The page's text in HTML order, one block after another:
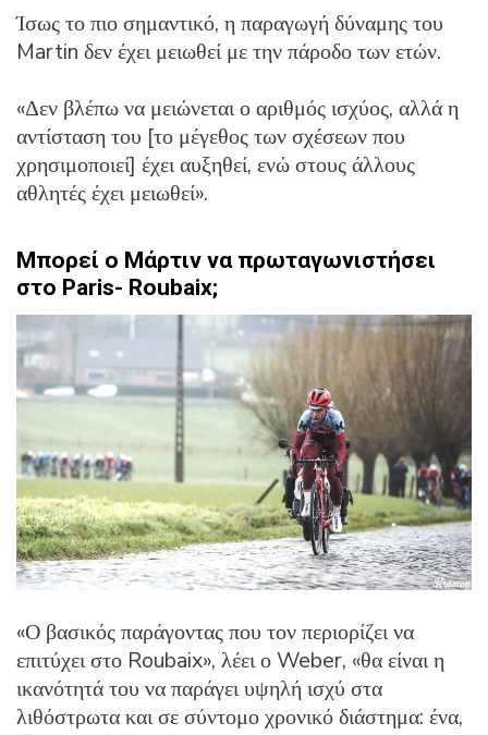
Ίσως το πιο σημαντικό, η παραγωγή δύναμης του
Martin δεν έχει μειωθεί με την πάροδο των ετών.
«Δεν βλέπω να μειώνεται ο αριθμός ισχύος, αλλά η
αντίσταση του [το μέγεθος των σχέσεων που
χρησιμοποιεί] έχει αυξηθεί, ενώ στους άλλους
αθλητές έχει μειωθεί».
Μπορεί ο Μάρτιν να πρωταγωνιστήσει
στο Paris- Roubaix;
«Ο βασικός παράγοντας που τον περιορίζει να
επιτύχει στο Roubaix», λέει ο Weber, «θα είναι η
ικανότητά του να παράγει υψηλή ισχύ στα
λιθόστρωτα και σε σύντομο χρονικό διάστημα: ένα,